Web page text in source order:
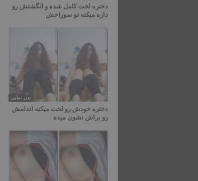
دختره لخت کامل شده و انگشتش رو
داره میکنه تو سوراخش
بدن نمایی
دختره خودش رو لخت میکنه اندامش
رو براش نشون میده